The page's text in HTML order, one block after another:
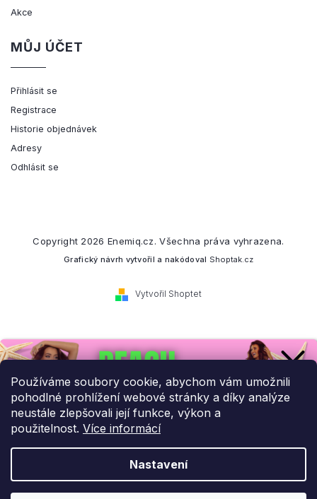
Používáme soubory cookie, abychom vám umožnili
pohodlné prohlížení webové stránky a díky analýze
neustále zlepšovali její funkce, výkon a
použitelnost. Více informácí
Nastavení
Akce
MŮJ ÚČET
Přihlásit se
Registrace
Historie objednávek
Adresy
Odhlásit se
Vytvořil Shoptet
Copyright 2026 Enemiq.cz. Všechna práva vyhrazena.
Grafický návrh vytvořil a nakódoval Shoptak.cz
Přihlaste se k našemu
newsletteru.
Budeme vám posílat informace o našich novinkách a slevových
akcích.
UPLATNIT SLEVU!